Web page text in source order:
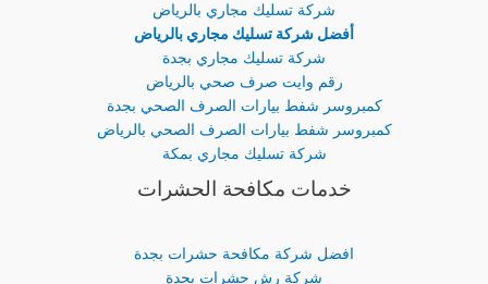
شركة تسليك مجاري بالرياض
أفضل شركة تسليك مجاري بالرياض
شركة تسليك مجاري بجدة
رقم وايت صرف صحي بالرياض
كمبروسر شفط بيارات الصرف الصحي بجدة
كمبروسر شفط بيارات الصرف الصحي بالرياض
شركة تسليك مجاري بمكة
خدمات مكافحة الحشرات
افضل شركة مكافحة حشرات بجدة
شركة رش حشرات بجدة